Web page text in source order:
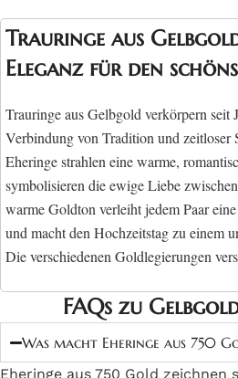
Trauringe aus
Eleganz für den
Trauringe aus Gelbgold verkörpern seit
Verbindung von Tradition und zeitloser
Eheringe strahlen eine warme,
symbolisieren die ewige Liebe
warme Goldton verleiht jedem Paar
und macht den Hochzeitstag zu einem
Die verschiedenen Goldlegierungen
333 Gold Trauringe: Der
Einstieg
Trauringe aus 333 Gold bieten Paaren
FAQs zu
Was macht Eheringe aus 750
Eheringe aus 750 Gold